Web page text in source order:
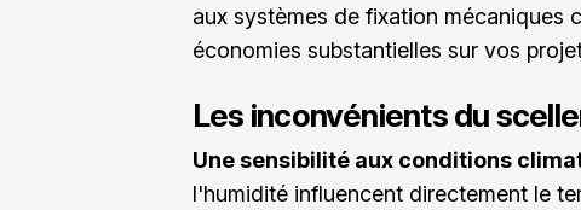
aux systèmes de fixation mécaniques
économies substantielles sur vos
Les inconvénients du
Une sensibilité aux conditions
l'humidité influencent directement le